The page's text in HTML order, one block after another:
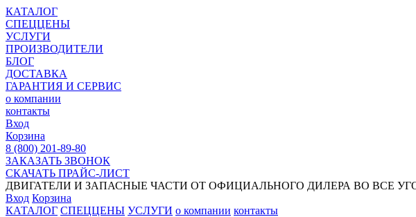
КАТАЛОГ
СПЕЦЦЕНЫ
УСЛУГИ
ПРОИЗВОДИТЕЛИ
БЛОГ
ДОСТАВКА
ГАРАНТИЯ И СЕРВИС
о компании
контакты
Вход
Корзина
8 (800) 201-89-80
ЗАКАЗАТЬ ЗВОНОК
СКАЧАТЬ ПРАЙС-ЛИСТ
ДВИГАТЕЛИ И ЗАПАСНЫЕ ЧАСТИ ОТ ОФИЦИАЛЬНОГО ДИЛЕРА ВО ВСЕ
Вход Корзина
КАТАЛОГ СПЕЦЦЕНЫ УСЛУГИ о компании контакты